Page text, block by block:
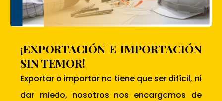
¡EXPORTACIÓN E IMPORTACIÓN
SIN TEMOR!
Exportar o importar no tiene que ser difícil, ni
dar miedo, nosotros nos encargamos de